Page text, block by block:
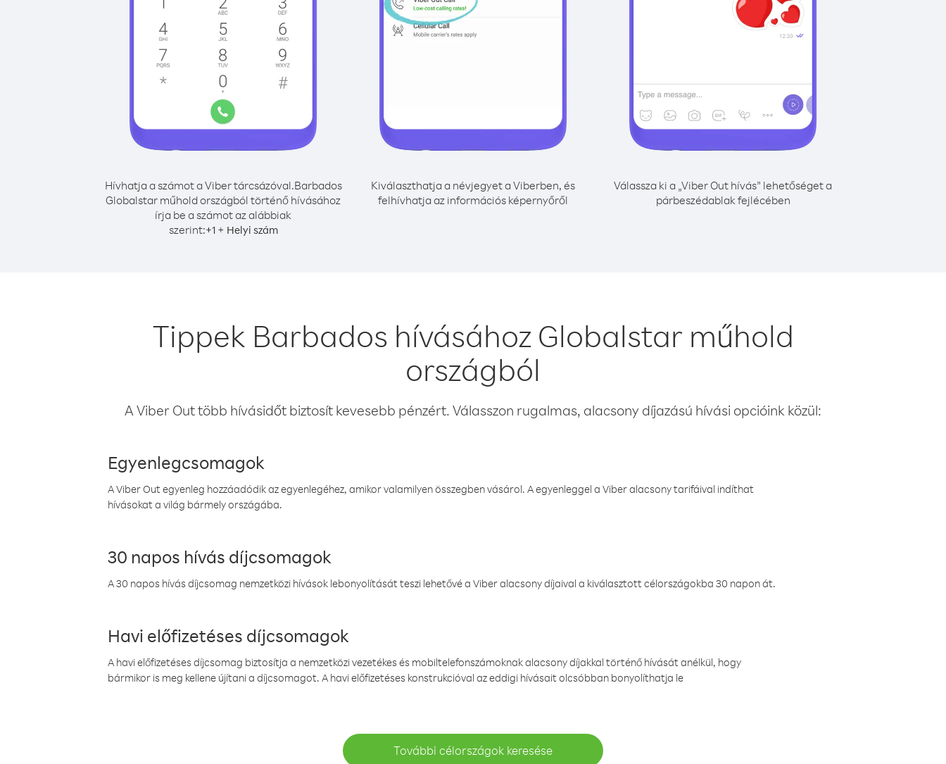
Hívhatja a számot a Viber tárcsázóval.Barbados
Globalstar műhold országból történő hívásához
írja be a számot az alábbiak
szerint:+1+ Helyi szám
Kiválaszthatja a névjegyet a Viberben, és
felhívhatja az információs képernyőről
Válassza ki a „Viber Out hívás” lehetőséget a
párbeszédablak fejlécében
Tippek Barbados hívásához Globalstar műhold
országból
A Viber Out több hívásidőt biztosít kevesebb pénzért. Válasszon rugalmas, alacsony díjazású hívási opcióink közül:
Egyenlegcsomagok
A Viber Out egyenleg hozzáadódik az egyenlegéhez, amikor valamilyen összegben vásárol. A egyenleggel a Viber alacsony tarifáival indíthat
hívásokat a világ bármely országába.
30 napos hívás díjcsomagok
A 30 napos hívás díjcsomag nemzetközi hívások lebonyolítását teszi lehetővé a Viber alacsony díjaival a kiválasztott célországokba 30 napon át.
Havi előfizetéses díjcsomagok
A havi előfizetéses díjcsomag biztosítja a nemzetközi vezetékes és mobiltelefonszámoknak alacsony díjakkal történő hívását anélkül, hogy
bármikor is meg kellene újítani a díjcsomagot. A havi előfizetéses konstrukcióval az eddigi hívásait olcsóbban bonyolíthatja le
További célországok keresése